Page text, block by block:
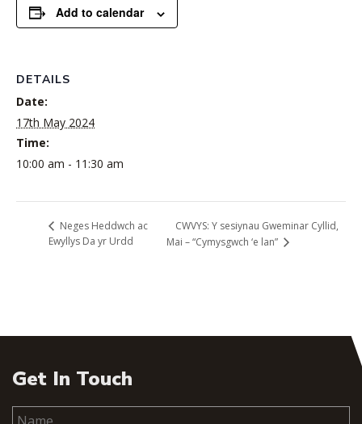
Add to calendar
DETAILS
Date:
17th May 2024
Time:
10:00 am - 11:30 am
Neges Heddwch ac
Ewyllys Da yr Urdd
CWVYS: Y sesiynau Gweminar Cyllid,
Mai – “Cymysgwch ‘e lan”
Get In Touch